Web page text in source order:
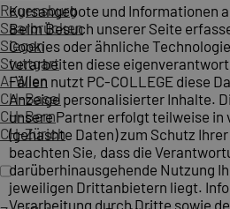
Regensburg
Saarbrücken
Siegen
Stuttgart
A-Wien
CH-Basel
CH-Bern
CH-Zürich
Kursangebote und Informationen
Beim Besuch unserer Seite
Cookies oder ähnliche
verarbeiten diese
Fällen nutzt PC-COLLEGE diese
Anzeige personalisierter Inhalte.
unsere Partner erfolgt teilweise in
(gehashte Daten) zum Schutz
beachten Sie, dass die
darüberhinausgehende Nutzung
jeweiligen Drittanbietern liegt.
Verarbeitung durch Dritte sowie